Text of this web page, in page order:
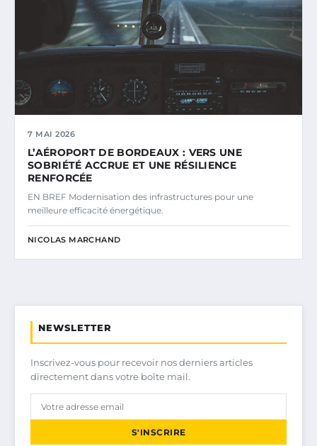
7 MAI 2026
L’AÉROPORT DE BORDEAUX : VERS UNE
SOBRIÉTÉ ACCRUE ET UNE RÉSILIENCE
RENFORCÉE
EN BREF Modernisation des infrastructures pour une
meilleure efficacité énergétique.
NICOLAS MARCHAND
NEWSLETTER
Inscrivez-vous pour recevoir nos derniers articles
directement dans votre boîte mail.
S'INSCRIRE